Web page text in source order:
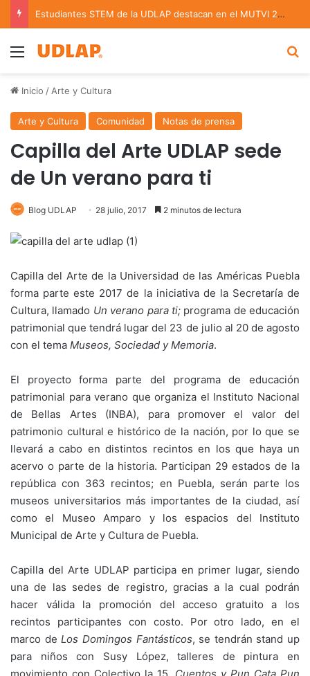
Estudiantes STEM de la UDLAP destacan en el MUTVI 2026
Menu
Inicio / Arte y Cultura
Arte y Cultura Comunidad Notas de prensa
Capilla del Arte UDLAP sede
de Un verano para ti
Blog UDLAP 28 julio, 2017 2 minutos de lectura
Capilla del Arte de la Universidad de las Américas Puebla
forma parte este 2017 de la iniciativa de la Secretaría de
Cultura, llamado Un verano para ti; programa de educación
patrimonial que tendrá lugar del 23 de julio al 20 de agosto
con el tema Museos, Sociedad y Memoria.
El proyecto forma parte del programa de educación
patrimonial para verano que organiza el Instituto Nacional
de Bellas Artes (INBA), para promover el valor del
patrimonio cultural e histórico de la nación, por lo que se
llevará a cabo en distintos recintos en los que haya un
acervo o parte de la historia. Participan 29 estados de la
república con 363 recintos; en Puebla, serán parte los
museos universitarios más importantes de la ciudad, así
como el Museo Amparo y los espacios del Instituto
Municipal de Arte y Cultura de Puebla.
Capilla del Arte UDLAP participa en primer lugar, siendo
una de las sedes de registro, gracias a la cual podrán
hacer válida la promoción del acceso gratuito a los
recintos participantes con costo. Por otro lado, en el
marco deLos Domingos Fantásticos, se tendrán stand up
para niños con Susy López, talleres de pintura en